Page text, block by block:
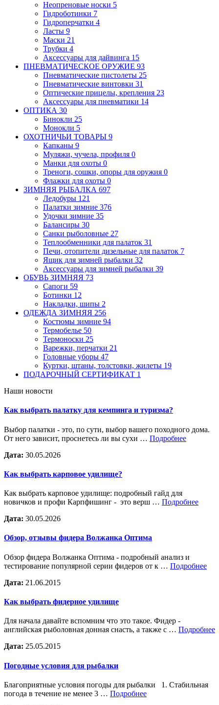
Неопреновые носки 5
Гидроботинки 7
Гидроперчатки 4
Ласты 9
Маски 21
Трубки 4
Аксессуары для дайвинга 15
ПНЕВМАТИЧЕСКОЕ ОРУЖИЕ 93
Пневматические пистолеты 25
Пневматические винтовки 31
Оптические прицелы, крепления 23
Аксессуары для пневматики 14
ОПТИКА 30
Бинокли 25
Монокли 5
ОХОТНИЧЬИ ТОВАРЫ 9
Капканы 9
Муляжи, чучела, профиля 0
Манки для охоты 0
Треноги, сошки, опоры для оружия 0
Флажки для охоты 0
ЗИМНЯЯ РЫБАЛКА 697
Ледобуры 121
Палатки зимние 376
Удочки зимние 35
Балансиры 30
Санки рыболовные 27
Теплообменники для палаток 31
Печи, отопители дизельные для палаток 7
Ящик для зимней рыбалки 32
Аксессуары для зимней рыбалки 39
ОБУВЬ ЗИМНЯЯ 73
Сапоги 59
Ботинки 12
Накладки, шипы 2
ОДЕЖДА ЗИМНЯЯ 256
Костюмы зимние 94
Термобелье 50
Термоноски 25
Варежки, перчатки 21
Головные уборы 47
Куртки, штаны, толстовки, жилеты 19
ПОДАРОЧНЫЙ СЕРТИФИКАТ 1
Наши новости
Как выбрать палатку для кемпинга и туризма?
Выбор палатки - это, по сути, выбор вашего походного дома.
От него зависит, проснетесь ли вы сухи … Подробнее
Дата: 30.05.2026
Как выбрать карповое удилище?
Как выбрать карповое удилище: подробный гайд для
новичков и профи Карпфишинг - это верш … Подробнее
Дата: 30.05.2026
Обзор, отзывы фидера Волжанка Оптима
Обзор фидера Волжанка Оптима - подробный анализ и
тестирование популярной серии фидеров от к … Подробнее
Дата: 21.06.2015
Как выбрать фидерное удилище
Для начала давайте вспомним что это такое. Фидер -
английская рыболовная донная снасть, а также с … Подробнее
Дата: 25.05.2015
Погодные условия для рыбалки
Благоприятные условия погоды для рыбалки 1. Стабильная
погода в течение не менее 3 … Подробнее